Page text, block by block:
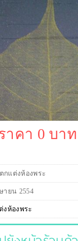
าคา 0 บาท
กแต่งห้องพระ
ายน 2554
งห้องพระ